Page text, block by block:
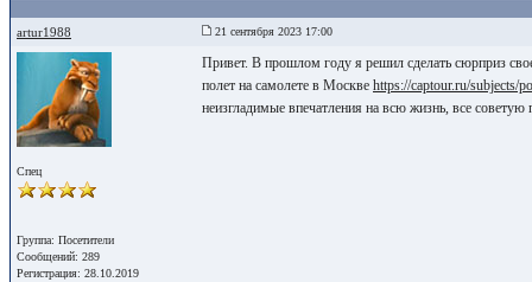
artur1988 21 сентября 2023 17:00
Спец
Группа: Посетители
Сообщений: 289
Регистрация: 28.10.2019
Привет. В прошлом году я решил сделать сюрприз
полет на самолете в Москве https://captour.ru/subjects/
неизгладимые впечатления на всю жизнь, все советую